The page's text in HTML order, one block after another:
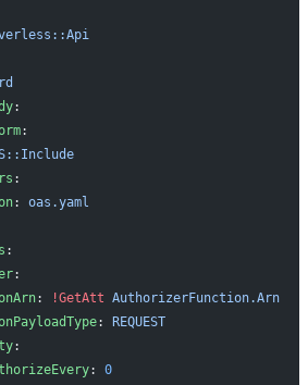
:
:
:
: oas.yaml
:
:
: !GetAtt AuthorizerFunction.Arn
:
REQUEST
:
: 0